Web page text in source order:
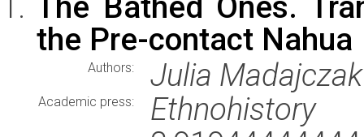
the Pre-contact Nahua
Authors: Julia Madajczak
Academic press: Ethnohistory